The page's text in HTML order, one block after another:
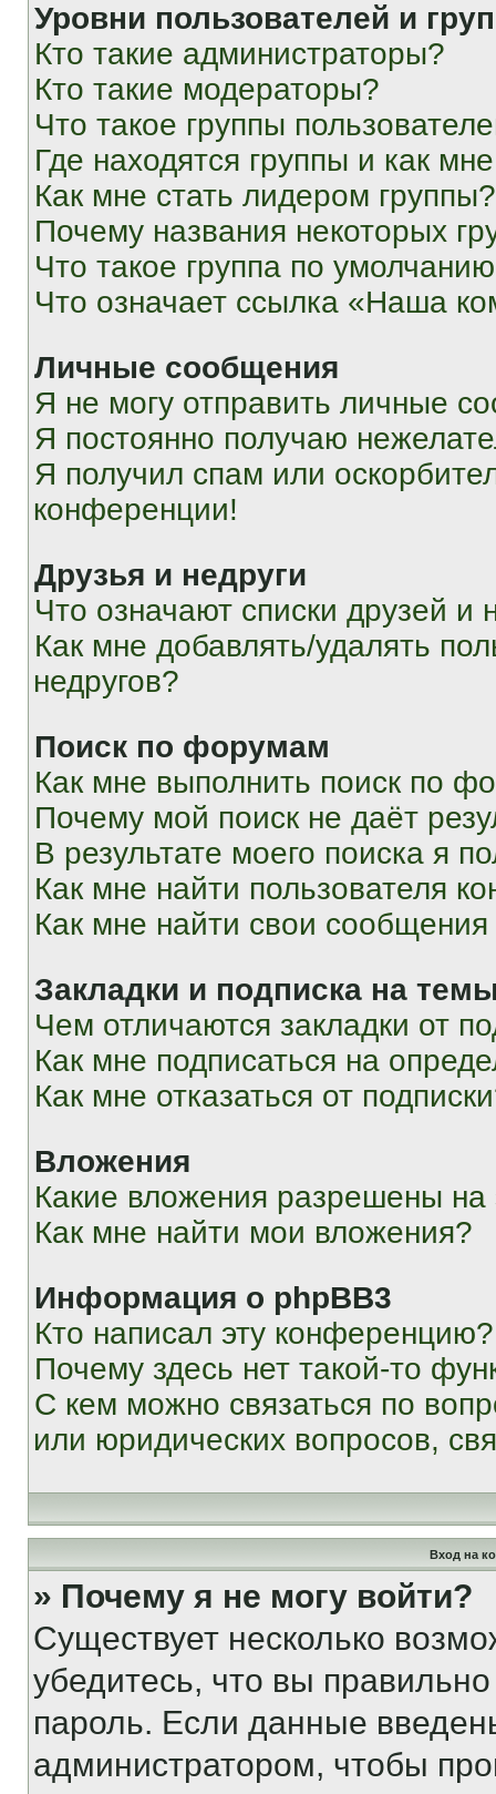
Уровни пользователей и
Кто такие администраторы?
Кто такие модераторы?
Что такое группы
Где находятся группы и как
Как мне стать лидером группы?
Почему названия некоторых
Что такое группа по
Что означает ссылка «Наша
Личные сообщения
Я не могу отправить личные
Я постоянно получаю
Я получил спам или
конференции!
Друзья и недруги
Что означают списки друзей и
Как мне добавлять/удалять
недругов?
Поиск по форумам
Как мне выполнить поиск по
Почему мой поиск не даёт
В результате моего поиска я
Как мне найти пользователя
Как мне найти свои
Закладки и подписка на
Чем отличаются закладки от
Как мне подписаться на
Как мне отказаться от
Вложения
Какие вложения разрешены
Как мне найти мои вложения?
Информация о phpBB3
Кто написал эту конференцию?
Почему здесь нет такой-то
С кем можно связаться по
или юридических вопросов,
Вход на
» Почему я не могу войти?
Существует несколько
убедитесь, что вы
пароль. Если данные
администратором, чтобы